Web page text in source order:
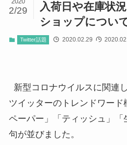
入荷日や在庫状
ショップについ
2/29
Twitter話題 2020.02.29
新型コロナウイルスに関連
ツイッターのトレンドワード
ペーパー」「ティッシュ」「
句が並びました。